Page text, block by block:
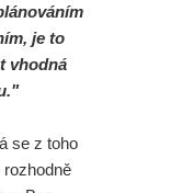
je to
vhodná
se z toho